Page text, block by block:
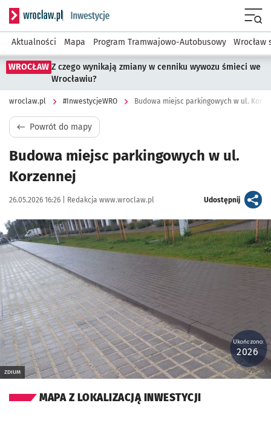
Serwis informacyjny wroclaw.pl podserwis:
Aktualności Mapa Program Tramwajowo-Autobusowy Wrocław
WROCŁAW Z czego wynikają zmiany w cenniku wywozu śmieci we
Wrocławiu?
wroclaw.pl #InwestycjeWRO Budowa miejsc parkingowych w ul.
Powrót do mapy
Budowa miejsc parkingowych w ul.
Korzennej
Data publikacji:
26.05.2026 16:26 | Autor:
Redakcja www.wroclaw.pl Udostępnijartykuł
Kliknij, aby powiększyć
ZDIUM
Ukończono:
2026
MAPA Z LOKALIZACJĄ INWESTYCJI